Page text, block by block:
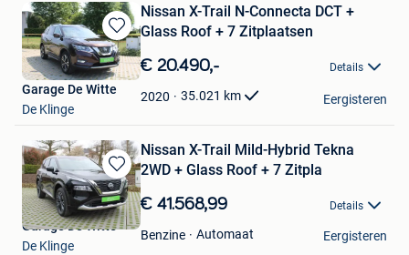
Bewaren
in
Mijn
Favorieten
Nissan X-Trail N-Connecta DCT +
Glass Roof + 7 Zitplaatsen
€ 20.490,- Details
2020 35.021 km
Garage De Witte
De Klinge
Eergisteren
Bewaren
in
Mijn
Favorieten
Nissan X-Trail Mild-Hybrid Tekna
2WD + Glass Roof + 7 Zitpla
€ 41.568,99 Details
Benzine Automaat
Garage De Witte
De Klinge
Eergisteren